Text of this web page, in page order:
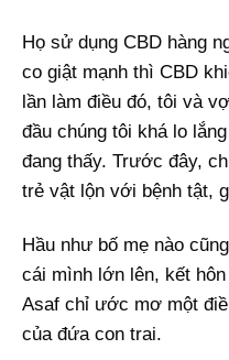
Họ sử dụng CBD hàng
co giật mạnh thì CBD
lần làm điều đó, tôi và
đầu chúng tôi khá lo
đang thấy. Trước đây,
trẻ vật lộn với bệnh tật,
Hầu như bố mẹ nào
cái mình lớn lên, kết
Asaf chỉ ước mơ một
của đứa con trai.